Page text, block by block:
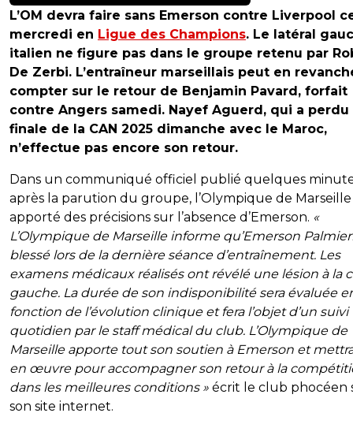
L’OM devra faire sans Emerson contre Liverpool
mercredi en Ligue des Champions. Le latéral
italien ne figure pas dans le groupe retenu par
De Zerbi. L’entraîneur marseillais peut en
compter sur le retour de Benjamin Pavard, forfait
contre Angers samedi. Nayef Aguerd, qui a perdu
finale de la CAN 2025 dimanche avec le Maroc,
n’effectue pas encore son retour.
Dans un communiqué officiel publié quelques
après la parution du groupe, l’Olympique de Marseille
apporté des précisions sur l’absence d’Emerson. «
L’Olympique de Marseille informe qu’Emerson Palmieri
blessé lors de la dernière séance d’entraînement. Les
examens médicaux réalisés ont révélé une lésion à la
gauche. La durée de son indisponibilité sera évaluée
fonction de l’évolution clinique et fera l’objet d’un suivi
quotidien par le staff médical du club. L’Olympique de
Marseille apporte tout son soutien à Emerson et
en œuvre pour accompagner son retour à la
dans les meilleures conditions » écrit le club phocéen
son site internet.